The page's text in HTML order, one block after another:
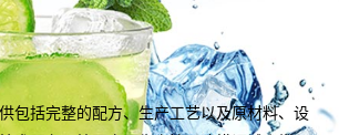
团队专注于饮料产品研发、提升、创新；饮
师、技师若干名，为客户定制高效、实用的
术产品解决方案。